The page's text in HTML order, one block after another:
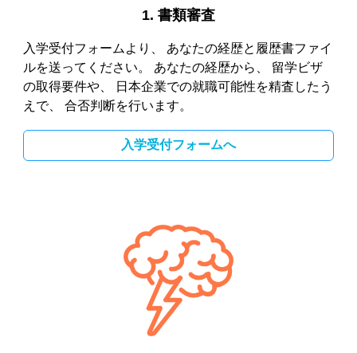
1. 書類審査
入学受付フォームより、 あなたの経歴と履歴書ファイ
ルを送ってください。 あなたの経歴から、 留学ビザ
の取得要件や、 日本企業での就職可能性を精査したう
えで、 合否判断を行います。
入学受付フォームへ